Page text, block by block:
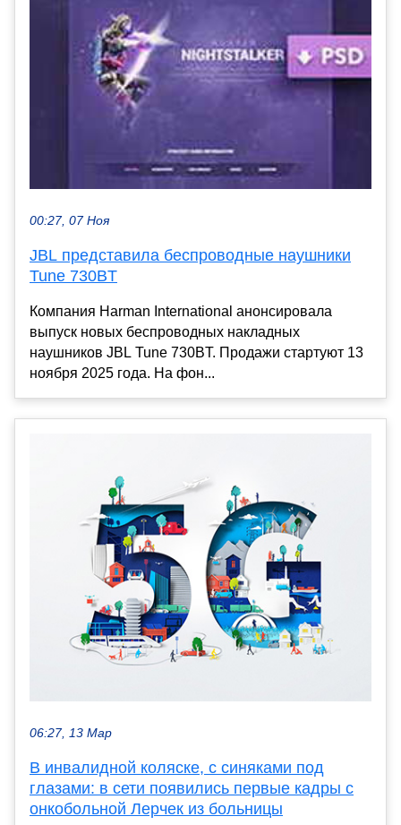
00:27, 07 Ноя
JBL представила беспроводные наушники
Tune 730BT
Компания Harman International анонсировала
выпуск новых беспроводных накладных
наушников JBL Tune 730BT. Продажи стартуют 13
ноября 2025 года. На фон...
06:27, 13 Мар
В инвалидной коляске, с синяками под
глазами: в сети появились первые кадры с
онкобольной Лерчек из больницы